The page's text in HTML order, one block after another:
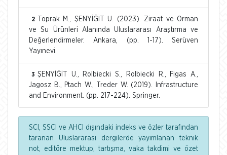
2
Toprak M., ŞENYİĞİT U. (2023). Ziraat ve Orman
ve Su Ürünleri Alanında Uluslararası Araştırma ve
Değerlendirmeler. Ankara, (pp. 1-17). Serüven
Yayınevi.
3 ŞENYİĞİT U., Rolbiecki S., Rolbiecki R., Figas A.,
Jagosz B., Ptach W., Treder W. (2019). Infrastructure
and Environment. (pp. 217-224). Springer.
SCI, SSCI ve AHCI dışındaki indeks ve özler tarafından
taranan Uluslararası dergilerde yayımlanan teknik
not, editöre mektup, tartışma, vaka takdimi ve özet